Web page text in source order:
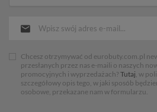
Chcesz otrzymywać od eurobuty.com.pl
przesłanych przez nas e-maili o naszych
promocyjnych i wyprzedażach? Tutaj, w
szczegółowy opis tego, w jaki sposób
osobowe, przekazane nam w formularzu.